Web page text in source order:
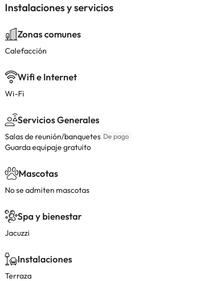
Instalaciones y servicios
Zonas comunes
Calefacción
Wifi e Internet
Wi-Fi
Servicios Generales
Salas de reunión/banquetes De pago
Guarda equipaje gratuito
Mascotas
No se admiten mascotas
Spa y bienestar
Jacuzzi
Instalaciones
Terraza